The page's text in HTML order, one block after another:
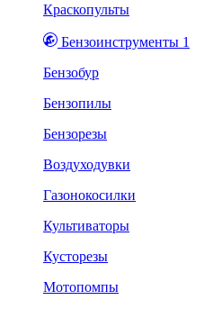
Краскопульты
Бензоинструменты 1
Бензобур
Бензопилы
Бензорезы
Воздуходувки
Газонокосилки
Культиваторы
Кусторезы
Мотопомпы